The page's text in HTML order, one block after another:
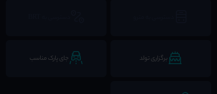
برگزاری تولد جای پارک مناسب